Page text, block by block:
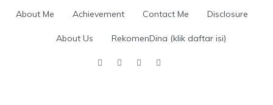
About Me Achievement Contact Me Disclosure
About Us RekomenDina (klik daftar isi)